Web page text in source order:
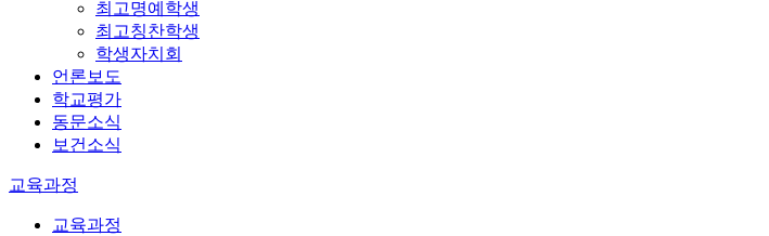
최고명예학생
최고칭찬학생
학생자치회
언론보도
학교평가
동문소식
보건소식
교육과정
교육과정